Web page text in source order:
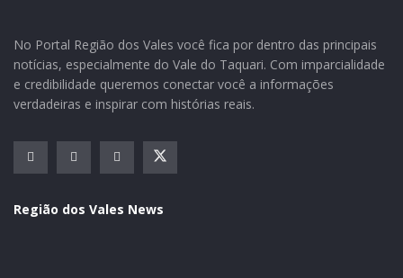
No Portal Região dos Vales você fica por dentro das principais
notícias, especialmente do Vale do Taquari. Com imparcialidade
e credibilidade queremos conectar você a informações
verdadeiras e inspirar com histórias reais.
Região dos Vales News